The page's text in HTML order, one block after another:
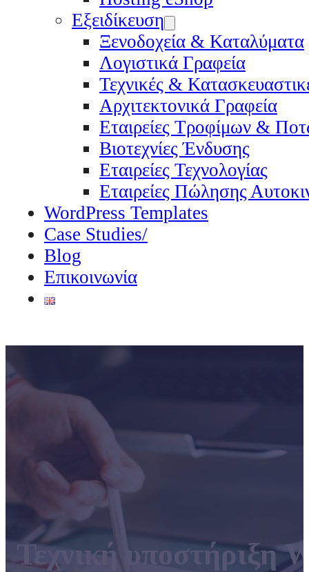
Εξειδίκευση
Ξενοδοχεία & Καταλύματα
Λογιστικά Γραφεία
Τεχνικές &
Αρχιτεκτονικά Γραφεία
Εταιρείες Τροφίμων &
Βιοτεχνίες Ένδυσης
Εταιρείες Τεχνολογίας
Εταιρείες Πώλησης
WordPress Templates
Case Studies/
Blog
Επικοινωνία
Τεχνική υποστήριξη